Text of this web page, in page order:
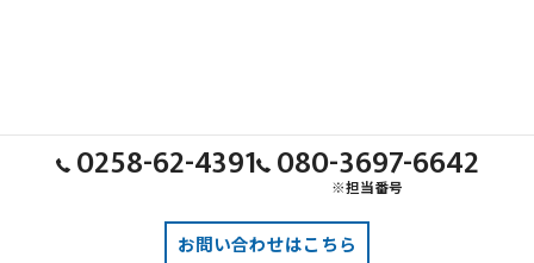
0258-62-4391 080-3697-6642
※担当番号
お問い合わせはこちら